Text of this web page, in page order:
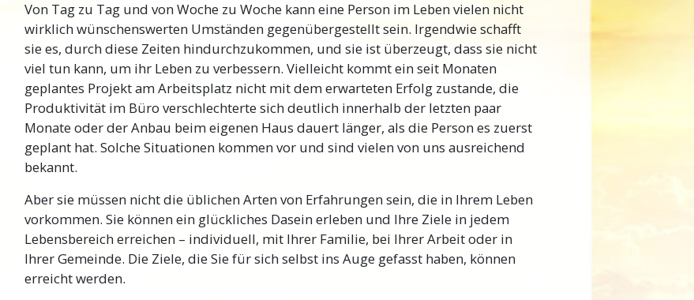
vielen Fällen wird jemand, wenn er etwas nicht versteht, wahrscheinlich die
erste Erklärung akzeptieren, die er findet, ganz gleich, wie falsch sie ist. Daher
waren keine wirklichen Ermittlungsmethoden praktiziert worden. L. Ron
Hubbard gelang jedoch ein Durchbruch in der Logik (dem Gebiet des
vernunftgemäßen Denkens). Von diesemDurchbruchkam seine Entwicklung
der ersten wirklich effektiven Methode, nach den tatsächlichen Ursachen für
Dinge zu suchen und sie jedes Mal zu finden.
Wenn Sie wissen, wie man ermittelt, können Sie alle verschiedenen Fakten und
für Erfolg und Misserfolg finden. Wenn Sie wirklich herausfinden, wieso Dinge
so sind, wie sie sind, können Sie eine Situation korrigieren und verbessern –
jedeSituation. Dies ist unschätzbares Know-how für Menschen sämtlicher
Gesellschaftsschichten.
Von Tag zu Tag und von Woche zu Woche kann eine Person im Leben vielen nicht
wirklich wünschenswerten Umständen gegenübergestellt sein. Irgendwie schafft
sie es, durch diese Zeiten hindurchzukommen, und sie ist überzeugt, dass sie nicht
viel tun kann, um ihr Leben zu verbessern. Vielleicht kommt ein seit Monaten
geplantes Projekt am Arbeitsplatz nicht mit dem erwarteten Erfolg zustande, die
Produktivität im Büro verschlechterte sich deutlich innerhalb der letzten paar
Monate oder der Anbau beim eigenen Haus dauert länger, als die Person es zuerst
geplant hat. Solche Situationen kommen vor und sind vielen von uns ausreichend
bekannt.
Aber sie müssen nicht die üblichen Arten von Erfahrungen sein, die in Ihrem Leben
vorkommen. Sie können ein glückliches Dasein erleben und Ihre Ziele in jedem
Lebensbereich erreichen – individuell, mit Ihrer Familie, bei Ihrer Arbeit oder in
Ihrer Gemeinde. Die Ziele, die Sie für sich selbst ins Auge gefasst haben, können
erreicht werden.